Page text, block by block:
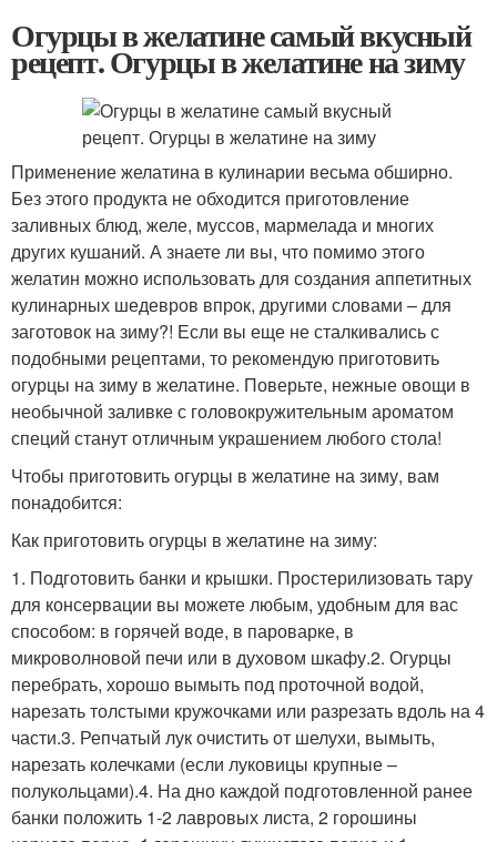
Огурцы в желатине самый вкусный
рецепт. Огурцы в желатине на зиму
Применение желатина в кулинарии весьма обширно.
Без этого продукта не обходится приготовление
заливных блюд, желе, муссов, мармелада и многих
других кушаний. А знаете ли вы, что помимо этого
желатин можно использовать для создания аппетитных
кулинарных шедевров впрок, другими словами – для
заготовок на зиму?! Если вы еще не сталкивались с
подобными рецептами, то рекомендую приготовить
огурцы на зиму в желатине. Поверьте, нежные овощи в
необычной заливке с головокружительным ароматом
специй станут отличным украшением любого стола!
Чтобы приготовить огурцы в желатине на зиму, вам
понадобится:
Как приготовить огурцы в желатине на зиму:
1. Подготовить банки и крышки. Простерилизовать тару
для консервации вы можете любым, удобным для вас
способом: в горячей воде, в пароварке, в
микроволновой печи или в духовом шкафу.2. Огурцы
перебрать, хорошо вымыть под проточной водой,
нарезать толстыми кружочками или разрезать вдоль на 4
части.3. Репчатый лук очистить от шелухи, вымыть,
нарезать колечками (если луковицы крупные –
полукольцами).4. На дно каждой подготовленной ранее
банки положить 1-2 лавровых листа, 2 горошины